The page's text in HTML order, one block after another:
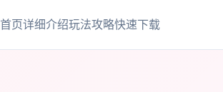
首页详细介绍玩法攻略快速下载